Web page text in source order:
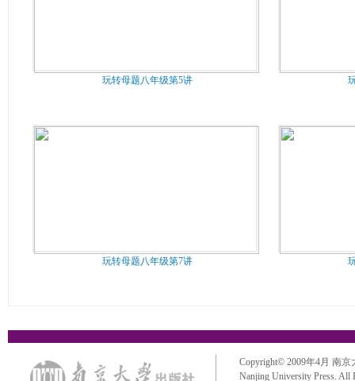
玩转母题八年级第5讲
玩转母题八年级第7讲
Copyright© 2009年4月 南京
Nanjing University Press. All